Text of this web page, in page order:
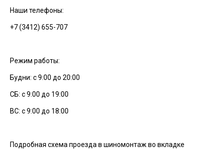
Наши телефоны:
+7 (3412) 655-707
Режим работы:
Будни: с 9:00 до 20:00
СБ: с 9:00 до 19:00
ВС: с 9:00 до 18:00
Подробная схема проезда в шиномонтаж во вкладке